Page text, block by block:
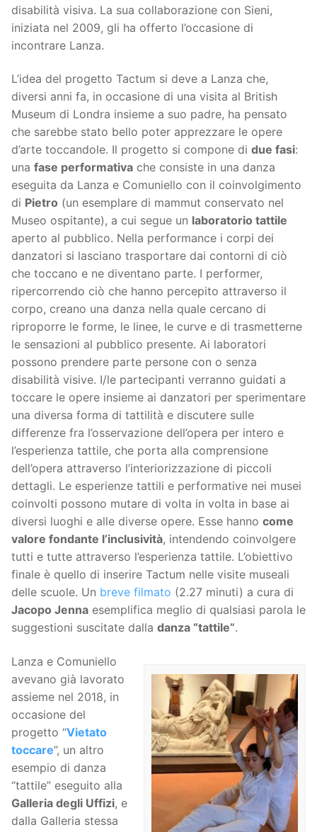
disabilità visiva. La sua collaborazione con Sieni,
iniziata nel 2009, gli ha offerto l’occasione di
incontrare Lanza.
L’idea del progetto Tactum si deve a Lanza che,
diversi anni fa, in occasione di una visita al British
Museum di Londra insieme a suo padre, ha pensato
che sarebbe stato bello poter apprezzare le opere
d’arte toccandole. Il progetto si compone di due fasi:
una fase performativa che consiste in una danza
eseguita da Lanza e Comuniello con il coinvolgimento
di Pietro (un esemplare di mammut conservato nel
Museo ospitante), a cui segue un laboratorio tattile
aperto al pubblico. Nella performance i corpi dei
danzatori si lasciano trasportare dai contorni di ciò
che toccano e ne diventano parte. I performer,
ripercorrendo ciò che hanno percepito attraverso il
corpo, creano una danza nella quale cercano di
riproporre le forme, le linee, le curve e di trasmetterne
le sensazioni al pubblico presente. Ai laboratori
possono prendere parte persone con o senza
disabilità visive. I/le partecipanti verranno guidati a
toccare le opere insieme ai danzatori per sperimentare
una diversa forma di tattilità e discutere sulle
differenze fra l’osservazione dell’opera per intero e
l’esperienza tattile, che porta alla comprensione
dell’opera attraverso l’interiorizzazione di piccoli
dettagli. Le esperienze tattili e performative nei musei
coinvolti possono mutare di volta in volta in base ai
diversi luoghi e alle diverse opere. Esse hanno come
valore fondante l’inclusività, intendendo coinvolgere
tutti e tutte attraverso l’esperienza tattile. L’obiettivo
finale è quello di inserire Tactum nelle visite museali
delle scuole. Un breve filmato (2.27 minuti) a cura di
Jacopo Jenna esemplifica meglio di qualsiasi parola le
suggestioni suscitate dalla danza “tattile”.
Lanza e Comuniello
avevano già lavorato
assieme nel 2018, in
occasione del
progetto “Vietato
toccare”, un altro
esempio di danza
“tattile” eseguito alla
Galleria degli Uffizi, e
dalla Galleria stessa